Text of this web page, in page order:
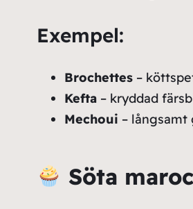
Exempel:
Brochettes–
Kefta– kryddad
Mechoui –
Söta